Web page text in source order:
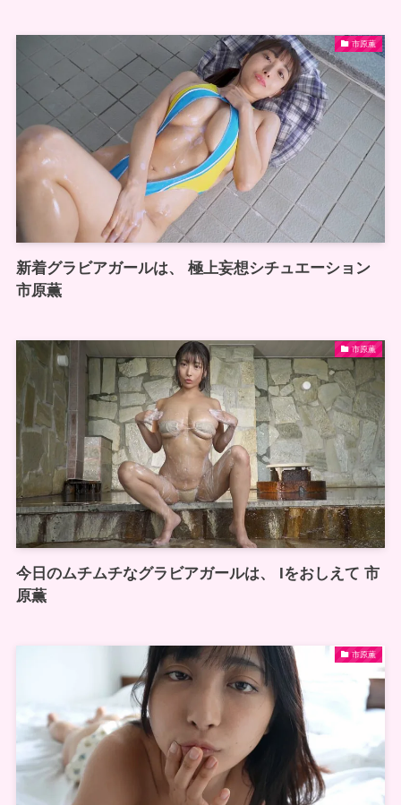
市原薫
新着グラビアガールは、 極上妄想シチュエーション
市原薫
市原薫
今日のムチムチなグラビアガールは、 Iをおしえて 市
原薫
市原薫